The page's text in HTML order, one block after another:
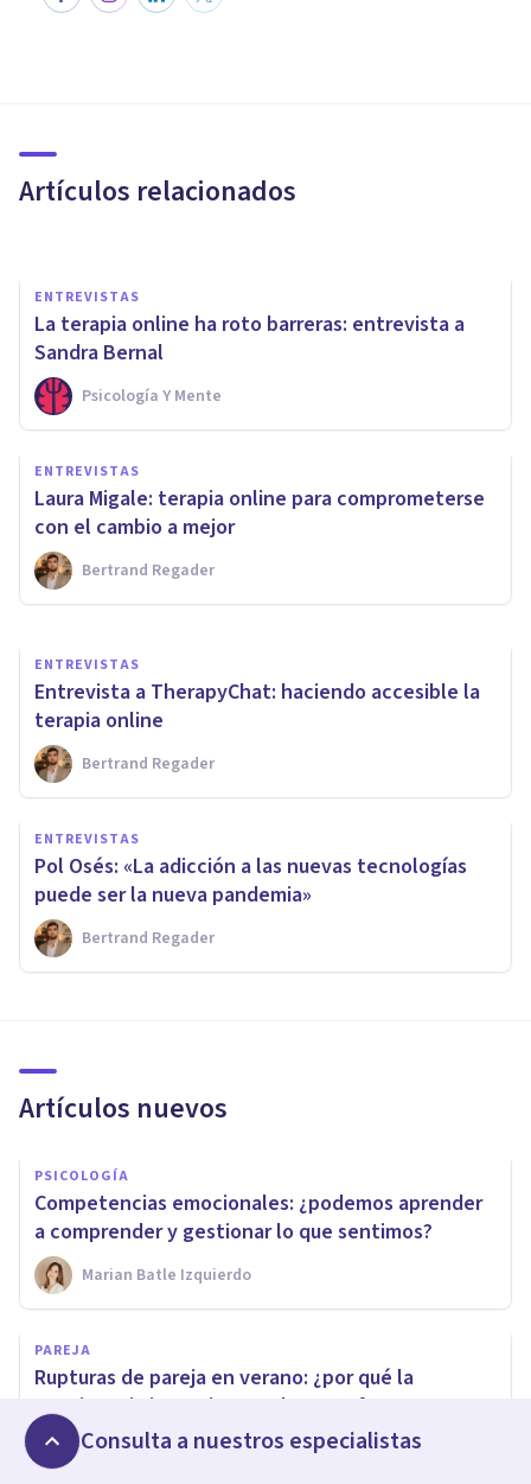
Artículos relacionados
proceso de terapia»
ENTREVISTAS
La terapia online ha roto barreras: entrevista a
Sandra Bernal
Psicología Y Mente
ENTREVISTAS
Laura Migale: terapia online para comprometerse
con el cambio a mejor
Bertrand Regader
¿Cómo funciona la terapia por
chat?
Psicología Y Mente
ENTREVISTAS
Entrevista a TherapyChat: haciendo accesible la
terapia online
Bertrand Regader
ENTREVISTAS
Pol Osés: «La adicción a las nuevas tecnologías
puede ser la nueva pandemia»
Bertrand Regader
Artículos nuevos
PSICOLOGÍA
Competencias emocionales: ¿podemos aprender
a comprender y gestionar lo que sentimos?
Marian Batle Izquierdo
PAREJA
Rupturas de pareja en verano: ¿por qué la
convivencia intensiva puede pasar factura?
Marc Ruiz De Minteguía
Consulta a nuestros especialistas